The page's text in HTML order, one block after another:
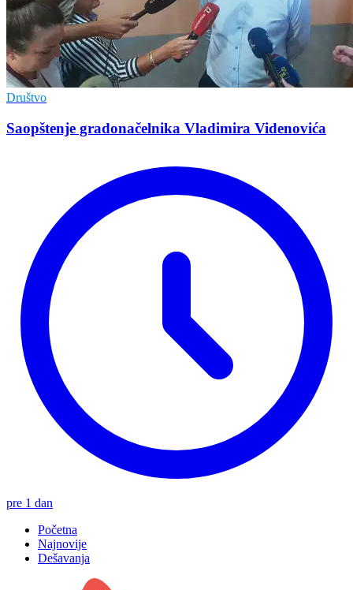
Društvo
Saopštenje gradonačelnika Vladimira Videnovića
pre 1 dan
Početna
Najnovije
Dešavanja